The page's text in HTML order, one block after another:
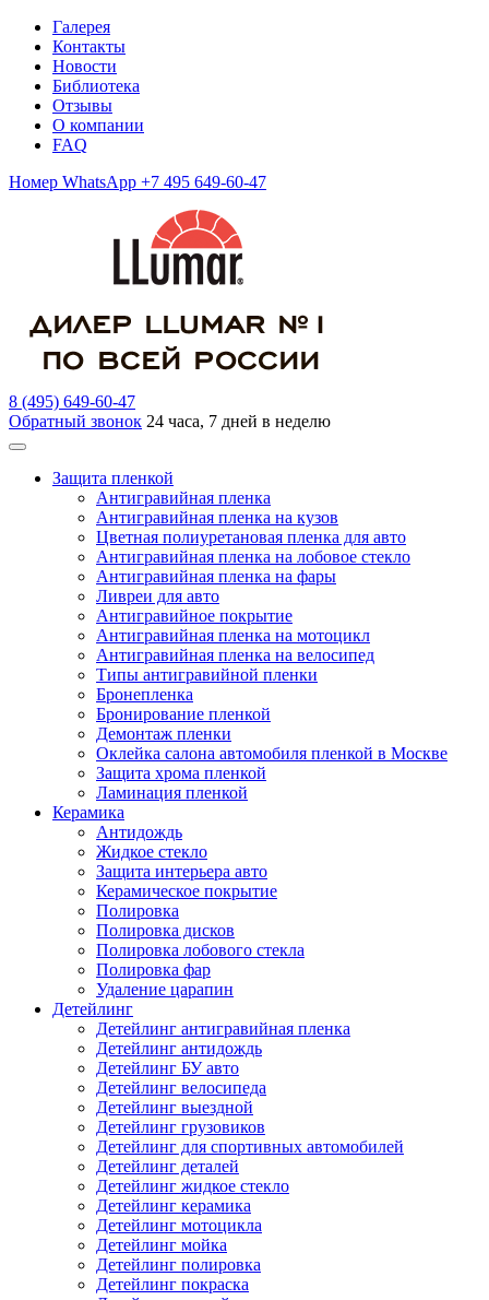
Галерея
Контакты
Новости
Библиотека
Отзывы
О компании
FAQ
Номер WhatsApp +7 495 649-60-47
8 (495) 649-60-47
Обратный звонок 24 часа, 7 дней в неделю
Защита пленкой
Антигравийная пленка
Антигравийная пленка на кузов
Цветная полиуретановая пленка для авто
Антигравийная пленка на лобовое стекло
Антигравийная пленка на фары
Ливреи для авто
Антигравийное покрытие
Антигравийная пленка на мотоцикл
Антигравийная пленка на велосипед
Типы антигравийной пленки
Бронепленка
Бронирование пленкой
Демонтаж пленки
Оклейка салона автомобиля пленкой в Москве
Защита хрома пленкой
Ламинация пленкой
Керамика
Антидождь
Жидкое стекло
Защита интерьера авто
Керамическое покрытие
Полировка
Полировка дисков
Полировка лобового стекла
Полировка фар
Удаление царапин
Детейлинг
Детейлинг антигравийная пленка
Детейлинг антидождь
Детейлинг БУ авто
Детейлинг велосипеда
Детейлинг выездной
Детейлинг грузовиков
Детейлинг для спортивных автомобилей
Детейлинг деталей
Детейлинг жидкое стекло
Детейлинг керамика
Детейлинг мотоцикла
Детейлинг мойка
Детейлинг полировка
Детейлинг покраска